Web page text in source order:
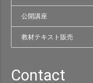
公開講座
教材テキスト販売
Contact